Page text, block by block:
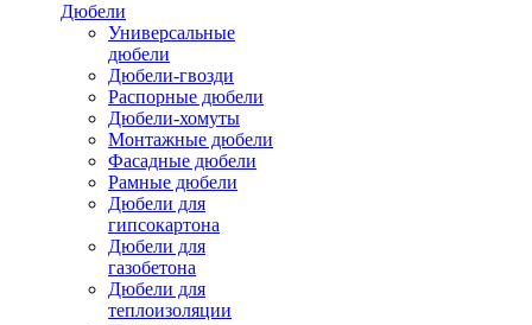
Дюбели
Универсальные
дюбели
Дюбели-гвозди
Распорные дюбели
Дюбели-хомуты
Монтажные дюбели
Фасадные дюбели
Рамные дюбели
Дюбели для
гипсокартона
Дюбели для
газобетона
Дюбели для
теплоизоляции